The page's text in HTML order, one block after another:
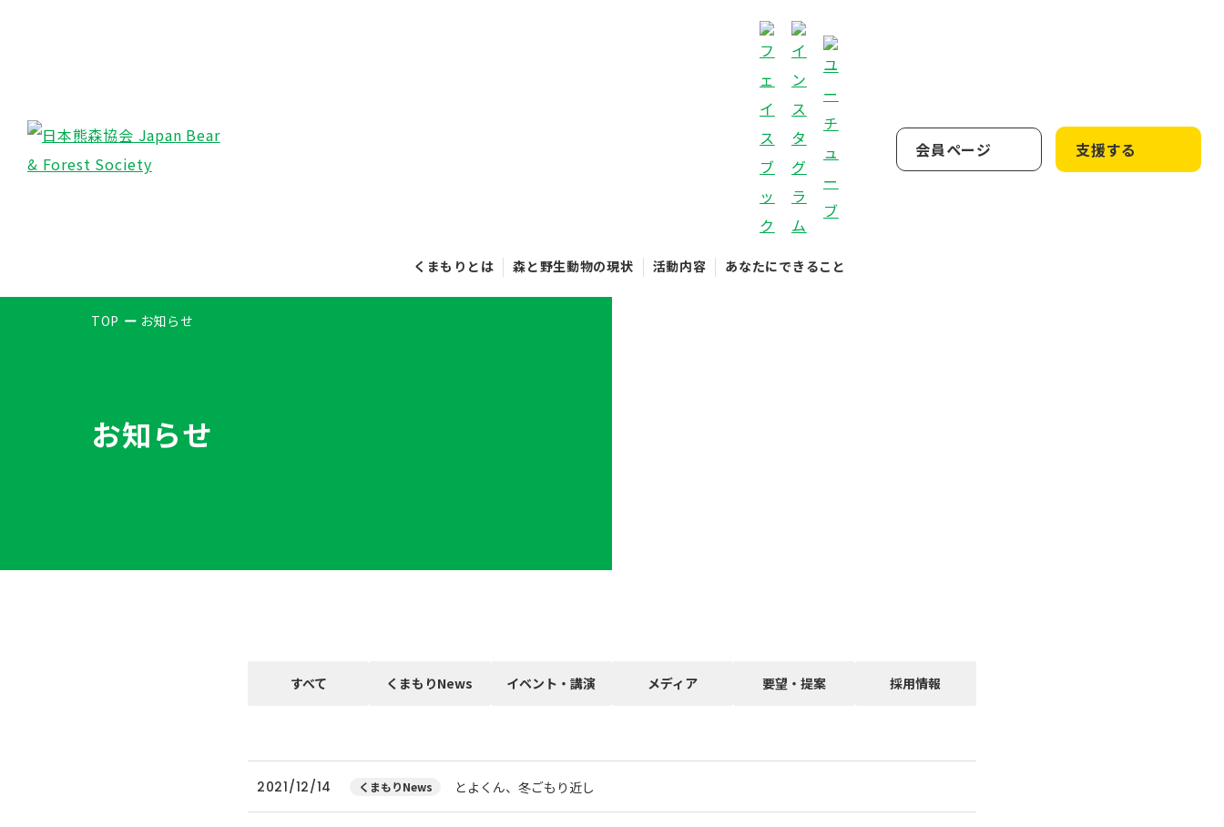
くまもりとは 森と野生動物の現状 活動内容 あなたにできること
会員ページ 支援する
TOP お知らせ
お知らせ
すべて くまもりNews イベント・講演 メディア 要望・提案 採用情報
2021/12/14 くまもりNews とよくん、冬ごもり近し